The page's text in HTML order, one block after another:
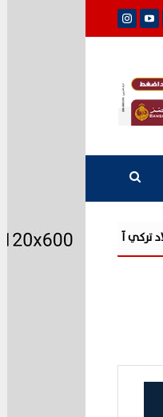
«مرصد الذهب»: ارتفاعات قوية